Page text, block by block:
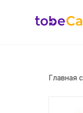
Главная